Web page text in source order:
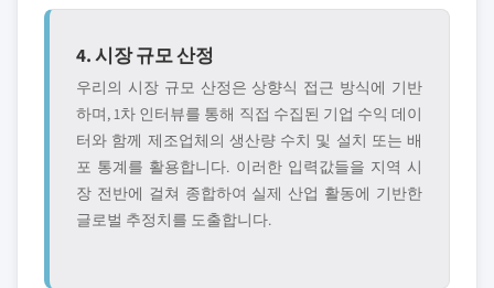
4. 시장 규모 산정
우리의 시장 규모 산정은 상향식 접근 방식에 기반
하며, 1차 인터뷰를 통해 직접 수집된 기업 수익 데이
터와 함께 제조업체의 생산량 수치 및 설치 또는 배
포 통계를 활용합니다. 이러한 입력값들을 지역 시
장 전반에 걸쳐 종합하여 실제 산업 활동에 기반한
글로벌 추정치를 도출합니다.